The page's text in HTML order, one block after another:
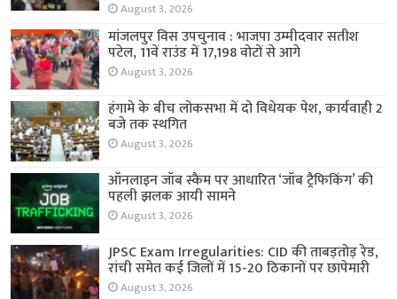
August 3, 2026
मांजलपुर विस उपचुनाव : भाजपा उम्मीदवार सतीश
पटेल, 11वें राउंड में 17,198 वोटों से आगे
August 3, 2026
हंगामे के बीच लोकसभा में दो विधेयक पेश, कार्यवाही 2
बजे तक स्थगित
August 3, 2026
ऑनलाइन जॉब स्कैम पर आधारित ‘जॉब ट्रैफिकिंग’ की
पहली झलक आयी सामने
August 3, 2026
JPSC Exam Irregularities: CID की ताबड़तोड़ रेड,
रांची समेत कई जिलों में 15-20 ठिकानों पर छापेमारी
August 3, 2026